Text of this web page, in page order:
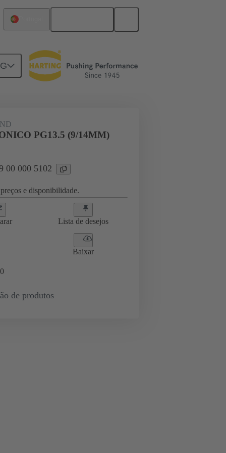
09 00 000 5102
PG13.5 (9/14MM)
00 000 5102
e disponibilidade.
Lista de desejos
Baixar
0
de produtos